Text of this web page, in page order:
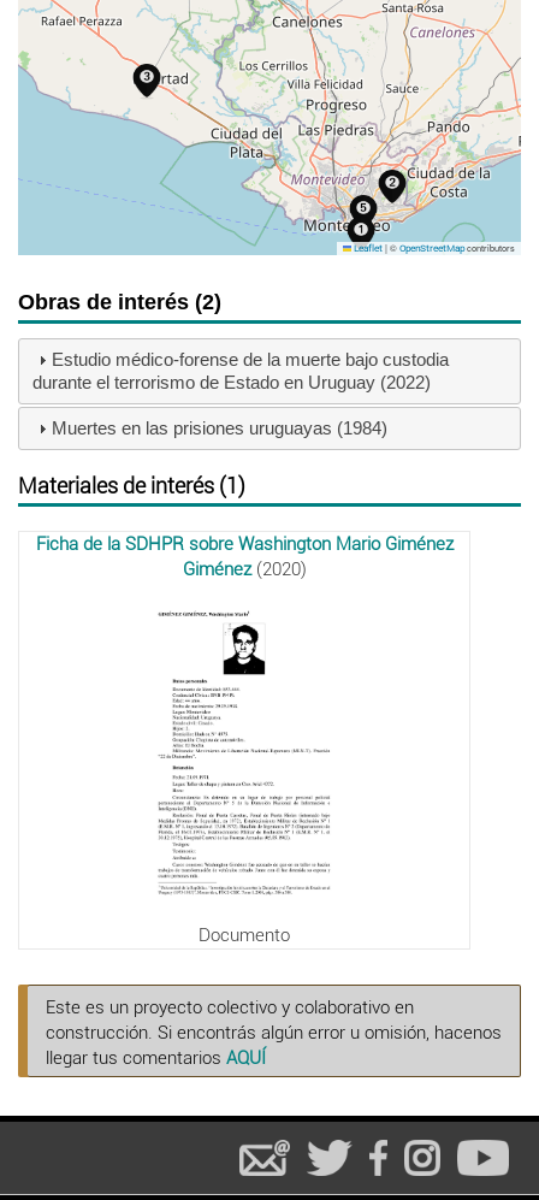
Leaflet |© OpenStreetMapcontributors
Obras de interés (2)
Estudio médico-forense de la muerte bajo custodia
durante el terrorismo de Estado en Uruguay (2022)
Muertes en las prisiones uruguayas (1984)
Materiales de interés (1)
Ficha de la SDHPR sobre Washington Mario Giménez
Giménez(2020)
Documento
Este es un proyecto colectivo y colaborativo en
construcción. Si encontrás algún error u omisión, hacenos
llegar tus comentarios AQUÍ